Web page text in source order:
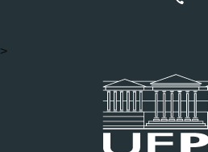
>